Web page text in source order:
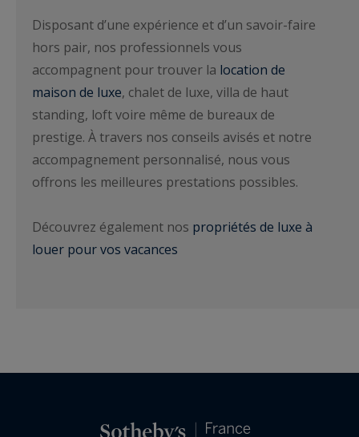
Disposant d’une expérience et d’un savoir-faire
hors pair, nos professionnels vous
accompagnent pour trouver la location de
maison de luxe, chalet de luxe, villa de haut
standing, loft voire même de bureaux de
prestige. À travers nos conseils avisés et notre
accompagnement personnalisé, nous vous
offrons les meilleures prestations possibles.
Découvrez également nos propriétés de luxe à
louer pour vos vacances